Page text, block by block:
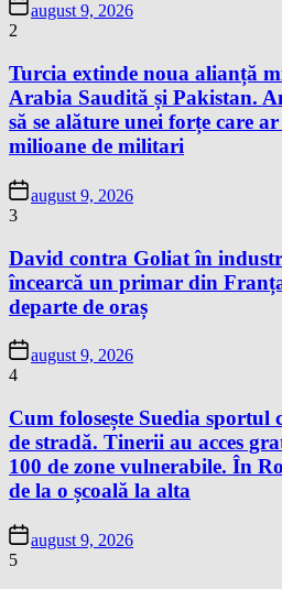
august 9, 2026
2
Turcia extinde noua alianță
Arabia Saudită și Pakistan.
să se alăture unei forțe care
milioane de militari
august 9, 2026
3
David contra Goliat în
încearcă un primar din
departe de oraș
august 9, 2026
4
Cum folosește Suedia
de stradă. Tinerii au acces
100 de zone vulnerabile. În
de la o școală la alta
august 9, 2026
5